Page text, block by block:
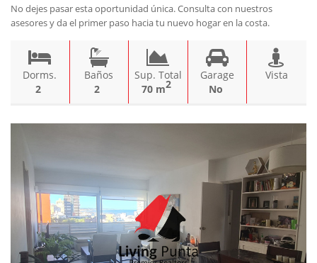
No dejes pasar esta oportunidad única. Consulta con nuestros
asesores y da el primer paso hacia tu nuevo hogar en la costa.
Dorms.
2
Baños
2
Sup. Total
70 m2
Garage
No
Vista